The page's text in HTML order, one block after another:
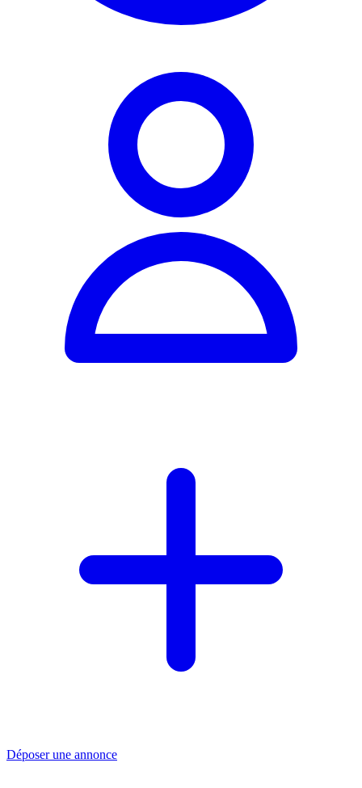
Déposer une annonce